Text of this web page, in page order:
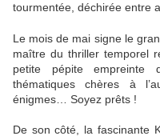
tourmentée, déchirée entre
Le mois de mai signe le
maître du thriller temporel
petite pépite empreinte
thématiques chères à
énigmes… Soyez prêts !
De son côté, la fascinante